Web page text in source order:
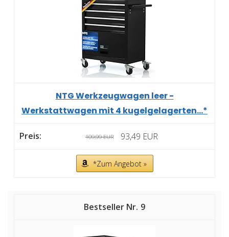
NTG Werkzeugwagen leer -
Werkstattwagen mit 4 kugelgelagerten...*
109,99 EUR 93,49 EUR
*Zum Angebot »
9